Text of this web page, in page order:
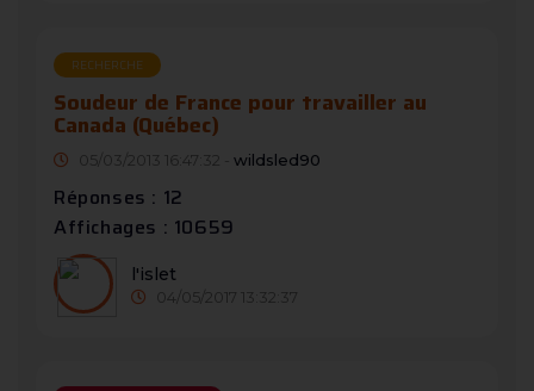
RECHERCHE
Soudeur de France pour travailler au
Canada (Québec)
05/03/2013 16:47:32 - wildsled90
Réponses : 12
Affichages : 10659
l'islet
04/05/2017 13:32:37